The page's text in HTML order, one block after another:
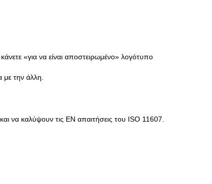
«για να είναι αποστειρωμένο» λογότυπο
την άλλη.
να καλύψουν τις EN απαιτήσεις του ISO 11607.